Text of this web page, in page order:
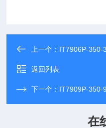
上一个： IT7906P-350-
返回列表
下一个： IT7909P-350-
在